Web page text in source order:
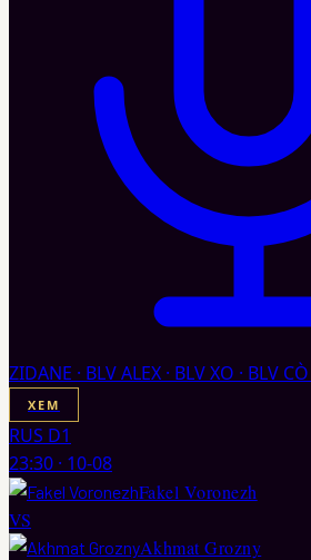
ZIDANE · BLV ALEX · BLV XO · BLV
XEM
RUS D1
23:30 · 10-08
Fakel Voronezh
VS
Akhmat Grozny